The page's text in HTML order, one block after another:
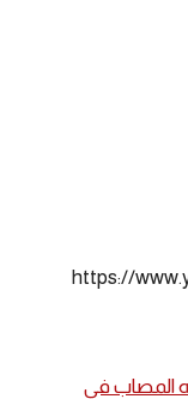
https://
المصاب في